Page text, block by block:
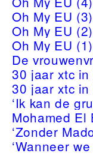
Oh My EU
Oh My EU
Oh My EU